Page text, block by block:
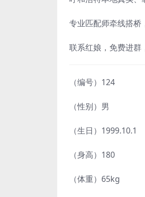
专业匹配师牵线搭桥
联系红娘，免费进群
（编号）124
（性别）男
（生日）1999.10.1
（身高）180
（体重）65kg